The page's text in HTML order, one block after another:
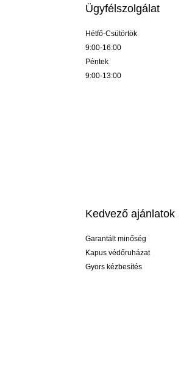
Ügyfélszolgálat
Hétfő-Csütörtök
9:00-16:00
Péntek
9:00-13:00
Kedvező ajánlatok
Garantált minőség
Kapus védőruházat
Gyors kézbesítés